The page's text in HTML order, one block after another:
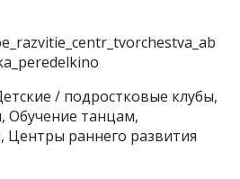
/ подростковые клубы,
Обучение танцам,
Центры раннего развития